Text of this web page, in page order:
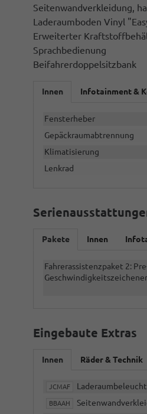
Seitenwandverkleidung,
Laderaumboden Vinyl
Erweiterter
Sprachbedienung
Beifahrerdoppelsitzbank
Innen Infotainment &
Fensterheber
Gepäckraumabtrennung
Klimatisierung
Lenkrad
Pakete Innen
Fahrerassistenzpaket 2:
Eingebaute Extras
Innen Räder & Technik
JCMAF
BBAAH